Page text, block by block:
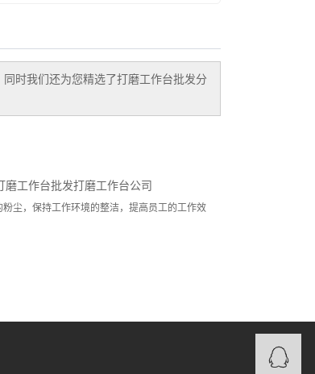
时我们还为您精选了打磨工作台批发分
磨工作台批发打磨工作台公司
尘，保持工作环境的整洁，提高员工的工作效